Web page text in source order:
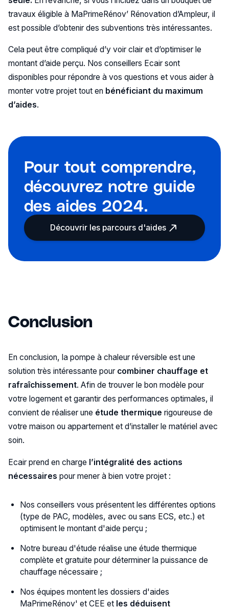
travaux éligible à MaPrimeRénov’ Rénovation d’Ampleur, il
est possible d’obtenir des subventions très intéressantes.
Cela peut être compliqué d’y voir clair et d’optimiser le
montant d’aide perçu. Nos conseillers Ecair sont
disponibles pour répondre à vos questions et vous aider à
monter votre projet tout en bénéficiant du maximum
d’aides.
Pour tout comprendre,
découvrez notre guide
des aides 2024.
Découvrir les parcours d'aides
Conclusion
En conclusion, la pompe à chaleur réversible est une
solution très intéressante pour combiner chauffage et
rafraîchissement. Afin de trouver le bon modèle pour
votre logement et garantir des performances optimales, il
convient de réaliser une étude thermique rigoureuse de
votre maison ou appartement et d’installer le matériel avec
soin.
Ecair prend en charge l’intégralité des actions
nécessaires pour mener à bien votre projet :
Nos conseillers vous présentent les différentes options
(type de PAC, modèles, avec ou sans ECS, etc.) et
optimisent le montant d'aide perçu ;
Notre bureau d'étude réalise une étude thermique
complète et gratuite pour déterminer la puissance de
chauffage nécessaire ;
Nos équipes montent les dossiers d'aides
MaPrimeRénov' et CEE et les déduisent